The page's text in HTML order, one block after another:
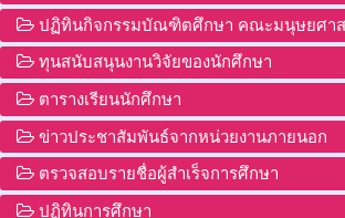
ปฏิทินกิจกรรมบัณฑิตศึกษา คณะมนุษยศาส
ทุนสนับสนุนงานวิจัยของนักศึกษา
ตารางเรียนนักศึกษา
ข่าวประชาสัมพันธ์จากหน่วยงานภายนอก
ตรวจสอบรายชื่อผู้สำเร็จการศึกษา
ปฏิทินการศึกษา